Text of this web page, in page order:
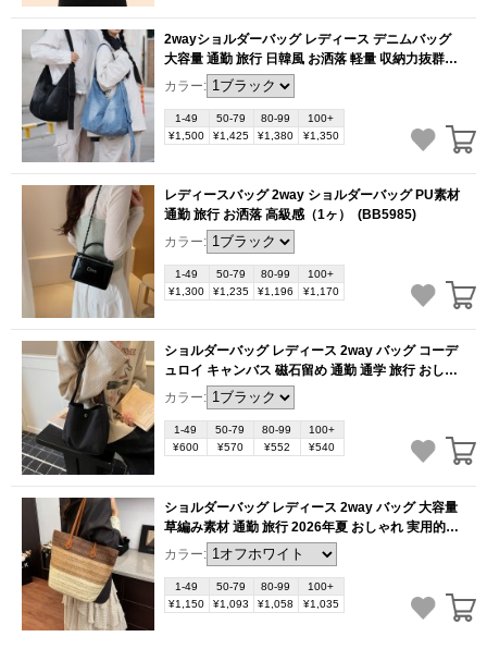
2wayショルダーバッグ レディース デニムバッグ
大容量 通勤 旅行 日韓風 お洒落 軽量 収納力抜群（1
ヶ）
(BB5986)
カラー:
1-49 50-79 80-99
100+
¥1,500
¥1,425 ¥1,380 ¥1,350
レディースバッグ 2way ショルダーバッグ PU素材
通勤 旅行 お洒落 高級感（1ヶ）
(BB5985)
カラー:
1-49 50-79 80-99
100+
¥1,300
¥1,235 ¥1,196 ¥1,170
ショルダーバッグ レディース 2way バッグ コーデ
ュロイ キャンバス 磁石留め 通勤 通学 旅行 おしゃ
れ シンプル デザイン（1ヶ）
カラー:
1-49 50-79 80-99
100+
¥600
¥570 ¥552 ¥540
ショルダーバッグ レディース 2way バッグ 大容量
草編み素材 通勤 旅行 2026年夏 おしゃれ 実用的
（1ヶ） (BB5977)
カラー:
1-49 50-79 80-99
100+
¥1,150
¥1,093 ¥1,058 ¥1,035